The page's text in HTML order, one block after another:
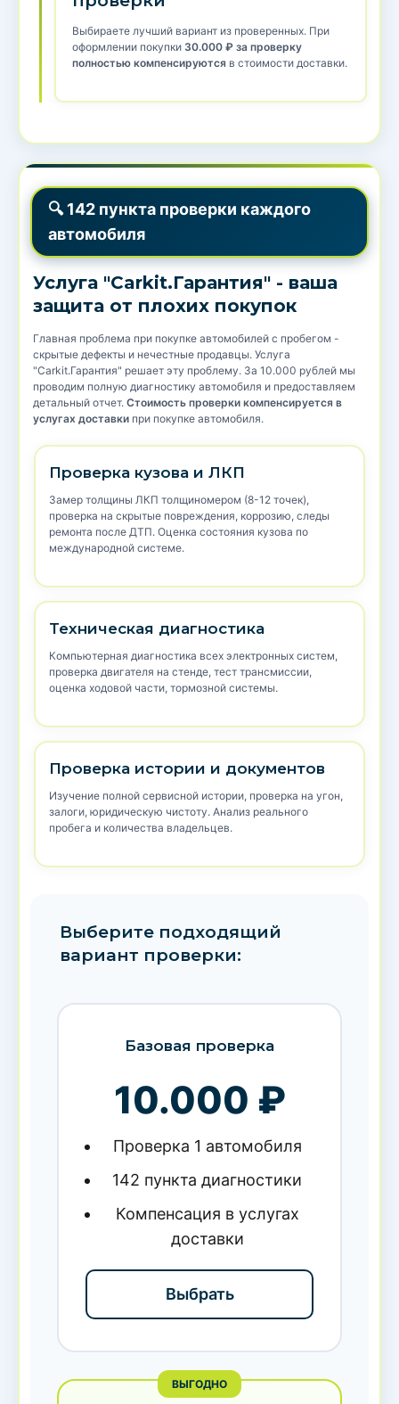
Выбираете лучший вариант из проверенных. При
оформлении покупки 30.000 ₽ за проверку
полностью компенсируются в стоимости доставки.
🔍 142 пункта проверки каждого
автомобиля
Услуга "Carkit.Гарантия" - ваша
защита от плохих покупок
Главная проблема при покупке автомобилей с пробегом -
скрытые дефекты и нечестные продавцы. Услуга
"Carkit.Гарантия" решает эту проблему. За 10.000 рублей мы
проводим полную диагностику автомобиля и предоставляем
детальный отчет. Стоимость проверки компенсируется в
услугах доставки при покупке автомобиля.
Проверка кузова и ЛКП
Замер толщины ЛКП толщиномером (8-12 точек),
проверка на скрытые повреждения, коррозию, следы
ремонта после ДТП. Оценка состояния кузова по
международной системе.
Техническая диагностика
Компьютерная диагностика всех электронных систем,
проверка двигателя на стенде, тест трансмиссии,
оценка ходовой части, тормозной системы.
Проверка истории и документов
Изучение полной сервисной истории, проверка на угон,
залоги, юридическую чистоту. Анализ реального
пробега и количества владельцев.
Выберите подходящий
вариант проверки:
Базовая проверка
10.000 ₽
Проверка 1 автомобиля
142 пункта диагностики
Компенсация в услугах
доставки
Выбрать
ВЫГОДНО